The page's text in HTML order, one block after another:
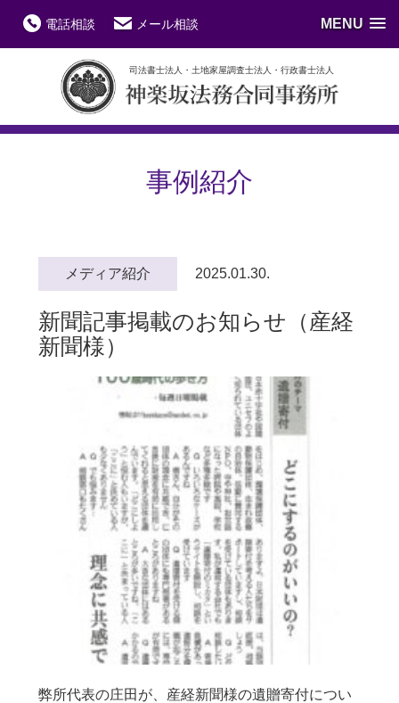
MENU
電話相談 メール相談
司法書士法人・土地家屋調査士法人・行政書士法人
事例紹介
メディア紹介 2025.01.30.
新聞記事掲載のお知らせ（産経
新聞様）
弊所代表の庄田が、産経新聞様の遺贈寄付につい